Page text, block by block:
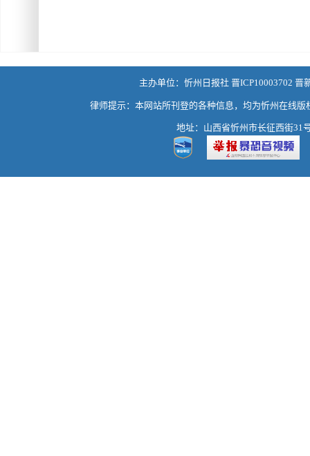
主办单位：忻州日报社 晋ICP10003702 晋
律师提示：本网站所刊登的各种信息，均为忻州在线
地址：山西省忻州市长征西街31